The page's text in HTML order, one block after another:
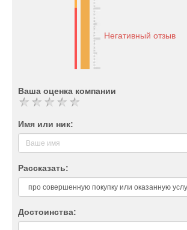
Негативный отзыв
Ваша оценка компании
Имя или ник:
Рассказать:
Достоинства: